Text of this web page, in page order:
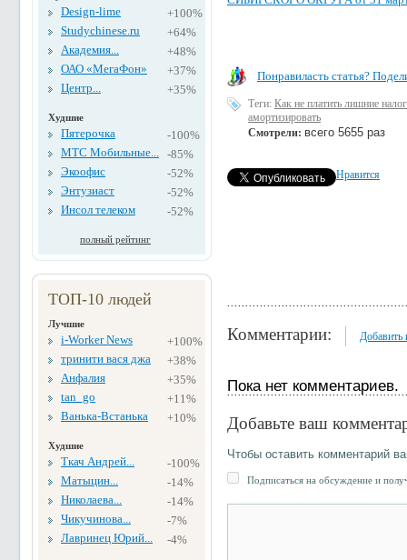
Design-lime
+100%
Studychinese.ru
+64%
Академия...
+48%
ОАО «МегаФон»
+37%
Центр...
+35%
Худшие
Пятерочка
-100%
МТС Мобильные... -85%
Экоофис
-52%
Энтузиаст
-52%
Инсол телеком
-52%
полный рейтинг
ТОП-10 людей
Лучшие
i-Worker News
+100%
тринити вася джа
+38%
Анфалия
+35%
tan_go
+11%
Ванька-Встанька
+10%
Худшие
Ткач Андрей...
-100%
Матыцин...
-14%
Николаева...
-14%
Чикучинова...
-7%
Лавринец Юрий...
-4%
Понравиласть статья?
Теги: Как не платить лишние
амортизировать
Смотрели: всего 5655 раз
Нравится
Комментарии: Добавить
Пока нет комментариев.
Добавьте ваш
Чтобы оставить комментарий
Подписаться на обсуждение и